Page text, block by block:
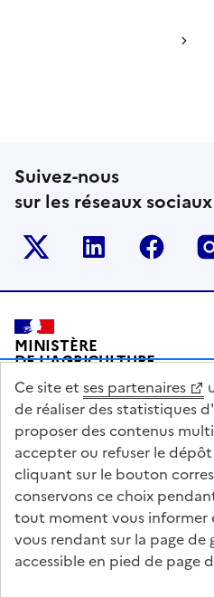
Suivez-nous
sur les réseaux sociaux
Le ministère sur
Le Le
Pied de page
MINISTÈRE
DE L'AGRICULTURE
DE L'AGRO-ALIMENTAIRE
ET DE LA SOUVERAINETÉ
ALIMENTAIRE
legifrance.gouv.fr
service-public.gouv.fr
Ce site et ses partenaires
de réaliser des statistiques
proposer des contenus
accepter ou refuser le
cliquant sur le bouton
conservons ce choix
tout moment vous informer
vous rendant sur la page de
accessible en pied de page